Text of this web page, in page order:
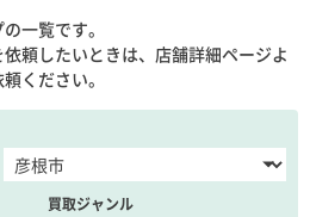
一覧です。
頼したいときは、店舗詳細ページよ
ください。
買取ジャンル